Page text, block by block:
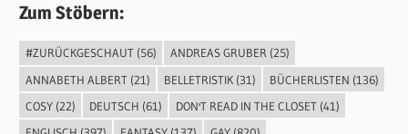
Zum Stöbern:
#ZURÜCKGESCHAUT(56) ANDREAS GRUBER(25)
ANNABETH ALBERT(21) BELLETRISTIK(31) BÜCHERLISTEN (136)
COSY(22) DEUTSCH (61) DON'T READ IN THE CLOSET(41)